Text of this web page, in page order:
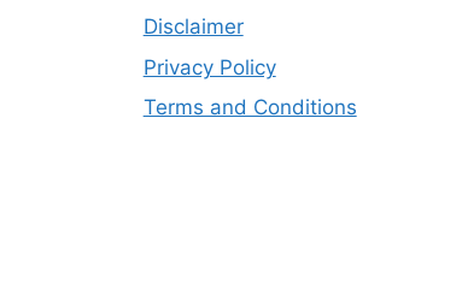
Disclaimer
Privacy Policy
Terms and Conditions